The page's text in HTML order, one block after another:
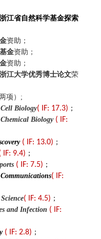
浙江省自然科学基金探索
资助；
金资助；
资助；
浙江大学优秀博士论文荣
项）;
Biology( IF: 17.3) ；
Biology( IF:
( IF: 13.0) ；
IF: 9.4) ；
( IF: 7.5) ；
( IF:
( IF: 4.5) ；
and Infection ( IF:
( IF: 2.8) ；